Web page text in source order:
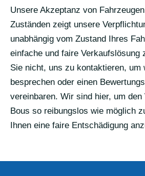
Unsere Akzeptanz von
Zuständen zeigt unsere
unabhängig vom Zustand Ihres
einfache und faire Verkaufslösung
Sie nicht, uns zu kontaktieren, um
besprechen oder einen
vereinbaren. Wir sind hier, um
Bous so reibungslos wie möglich
Ihnen eine faire Entschädigung